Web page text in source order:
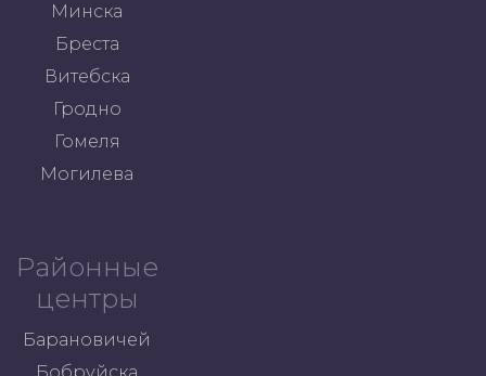
Минска
Бреста
Витебска
Гродно
Гомеля
Могилева
Районные
центры
Барановичей